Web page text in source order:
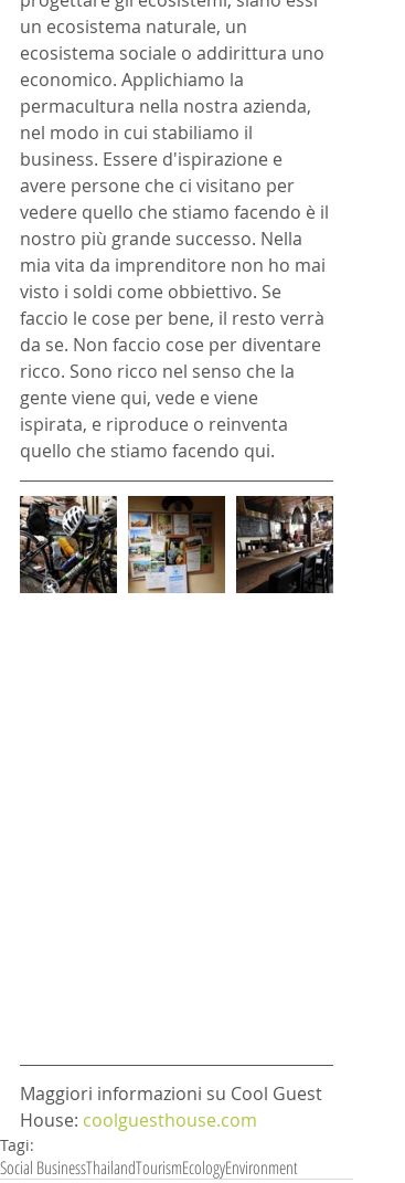
un ecosistema naturale, un
ecosistema sociale o addirittura uno
economico. Applichiamo la
permacultura nella nostra azienda,
nel modo in cui stabiliamo il
business. Essere d'ispirazione e
avere persone che ci visitano per
vedere quello che stiamo facendo è il
nostro più grande successo. Nella
mia vita da imprenditore non ho mai
visto i soldi come obbiettivo. Se
faccio le cose per bene, il resto verrà
da se. Non faccio cose per diventare
ricco. Sono ricco nel senso che la
gente viene qui, vede e viene
ispirata, e riproduce o reinventa
quello che stiamo facendo qui.
Maggiori informazioni su Cool Guest
House: coolguesthouse.com
Tagi:
Social BusinessThailandTourismEcologyEnvironment